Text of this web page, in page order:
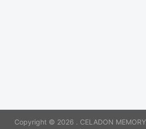
Copyright © 2026 . CELADON